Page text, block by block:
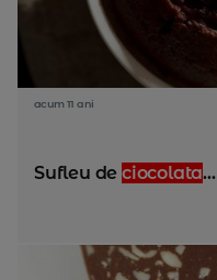
acum 11 ani
Sufleu deciocolata...